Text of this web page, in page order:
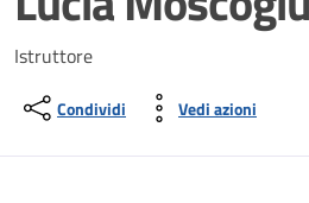
Istruttore
Condividi Vedi azioni